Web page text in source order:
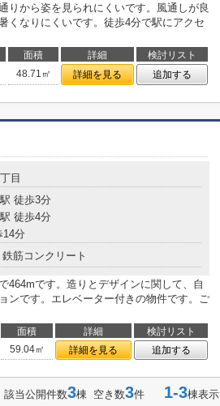
りから姿を見られにくいです。風通しが良
くなりにくいです。徒歩4分で駅にアクセ
面積 詳細
検討リスト
48.71㎡ 詳細を見る 追加する
目
駅 徒歩3分
駅 徒歩4分
14分
鉄筋コンクリート
464mです。造りとデザインに関して、自
ンです。エレベーター付きの物件です。ご
面積 詳細
検討リスト
59.04㎡ 詳細を見る 追加する
該当公開件数3棟 空き数3件 1-3棟表示